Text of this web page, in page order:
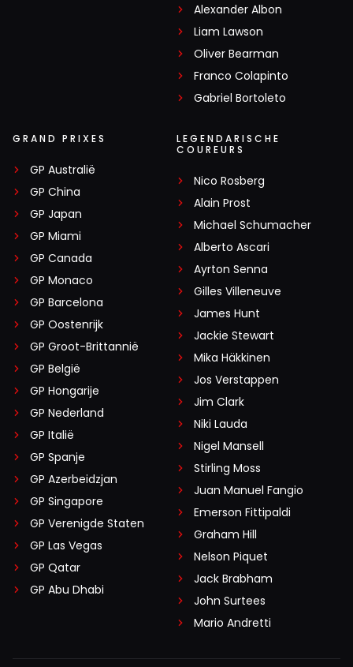
Alexander Albon
Liam Lawson
Oliver Bearman
Franco Colapinto
Gabriel Bortoleto
GRAND PRIXES
GP Australië
GP China
GP Japan
GP Miami
GP Canada
GP Monaco
GP Barcelona
GP Oostenrijk
GP Groot-Brittannië
GP België
GP Hongarije
GP Nederland
GP Italië
GP Spanje
GP Azerbeidzjan
GP Singapore
GP Verenigde Staten
GP Las Vegas
GP Qatar
GP Abu Dhabi
LEGENDARISCHE
COUREURS
Nico Rosberg
Alain Prost
Michael Schumacher
Alberto Ascari
Ayrton Senna
Gilles Villeneuve
James Hunt
Jackie Stewart
Mika Häkkinen
Jos Verstappen
Jim Clark
Niki Lauda
Nigel Mansell
Stirling Moss
Juan Manuel Fangio
Emerson Fittipaldi
Graham Hill
Nelson Piquet
Jack Brabham
John Surtees
Mario Andretti